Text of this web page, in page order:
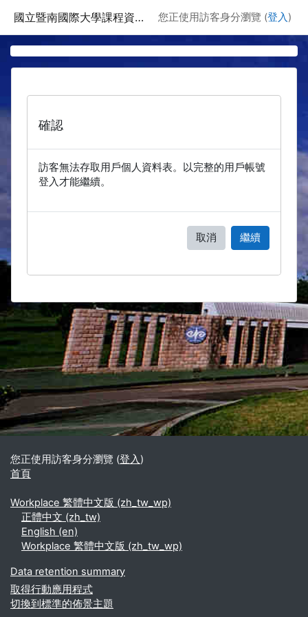
國立暨南國際大學課程資訊網 您正使用訪客身分瀏覽 (登入 )
確認
訪客無法存取用戶個人資料表。以完整的用戶帳號
登入才能繼續。
取消 繼續
區塊
補充內容區塊
您正使用訪客身分瀏覽 (登入)
首頁
Workplace 繁體中文版 ‎(zh_tw_wp)‎
正體中文 ‎(zh_tw)‎
English ‎(en)‎
Workplace 繁體中文版 ‎(zh_tw_wp)‎
Data retention summary
取得行動應用程式
切換到標準的佈景主題